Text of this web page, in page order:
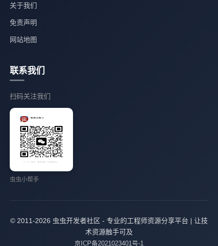
关于我们
免责声明
网站地图
联系我们
扫码关注我们
虫虫小帮手
© 2011-2026 虫虫开发者社区 - 专业的工程师资源分享平台 | 让技
术资源触手可及
京ICP备2021023401号-1